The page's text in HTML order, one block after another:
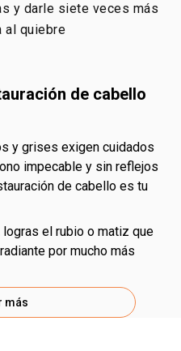
y darle siete veces más
al quiebre
impecable y sin reflejos
de cabello es tu
logras el rubio o matiz que
por mucho más
más